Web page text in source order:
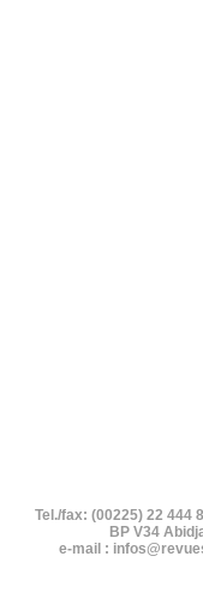
Tel./fax: (00225) 22 444
BP V34
e-mail :